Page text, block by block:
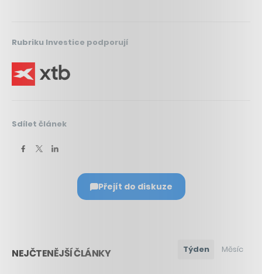
Rubriku Investice podporují
Sdílet článek
Přejít do diskuze
NEJČTENĚJŠÍ ČLÁNKY Týden Měsíc